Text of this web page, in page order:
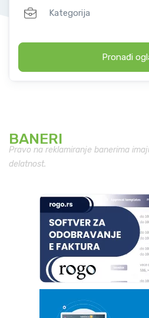
Pronađi
BANERI
Pravo na reklamiranje banerima
delatnost.